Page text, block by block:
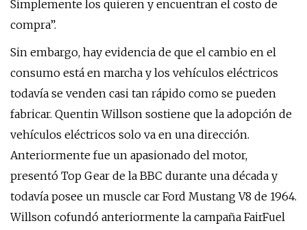
Simplemente los quieren y encuentran el costo de
compra”.
Sin embargo, hay evidencia de que el cambio en el
consumo está en marcha y los vehículos eléctricos
todavía se venden casi tan rápido como se pueden
fabricar. Quentin Willson sostiene que la adopción de
vehículos eléctricos solo va en una dirección.
Anteriormente fue un apasionado del motor,
presentó Top Gear de la BBC durante una década y
todavía posee un muscle car Ford Mustang V8 de 1964.
Willson cofundó anteriormente la campaña FairFuel